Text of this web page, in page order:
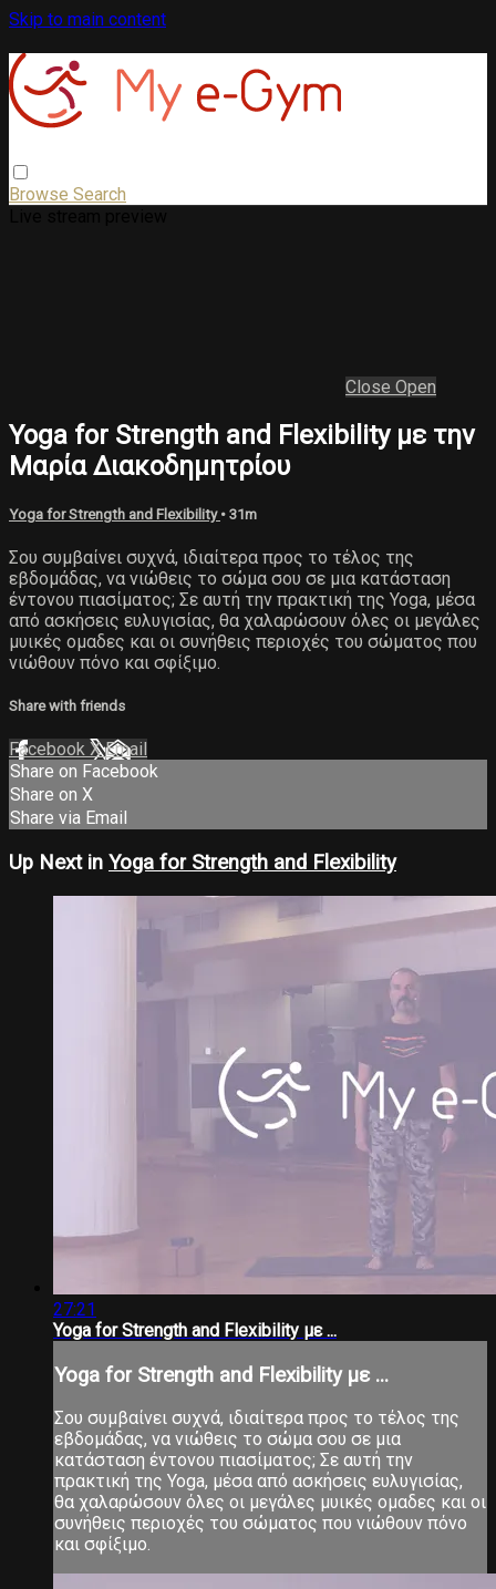
Skip to main content
Browse Search
Close Open
Yoga for Strength and Flexibility με την
Μαρία Διακοδημητρίου
Yoga for Strength and Flexibility • 31m
Σου συμβαίνει συχνά, ιδιαίτερα προς το τέλος της
εβδομάδας, να νιώθεις το σώμα σου σε μια κατάσταση
έντονου πιασίματος; Σε αυτή την πρακτική της Yoga, μέσα
από ασκήσεις ευλυγισίας, θα χαλαρώσουν όλες οι μεγάλες
μυικές ομαδες και οι συνήθεις περιοχές του σώματος που
νιώθουν πόνο και σφίξιμο.
Share with friends
Facebook XEmail
Share on Facebook
Share on X
Share via Email
Up Next in Yoga for Strength and Flexibility
27:21
Yoga for Strength and Flexibility με ...
Yoga for Strength and Flexibility με ...
Σου συμβαίνει συχνά, ιδιαίτερα προς το τέλος της
εβδομάδας, να νιώθεις το σώμα σου σε μια
κατάσταση έντονου πιασίματος; Σε αυτή την
πρακτική της Yoga, μέσα από ασκήσεις ευλυγισίας,
θα χαλαρώσουν όλες οι μεγάλες μυικές ομαδες και οι
συνήθεις περιοχές του σώματος που νιώθουν πόνο
και σφίξιμο.